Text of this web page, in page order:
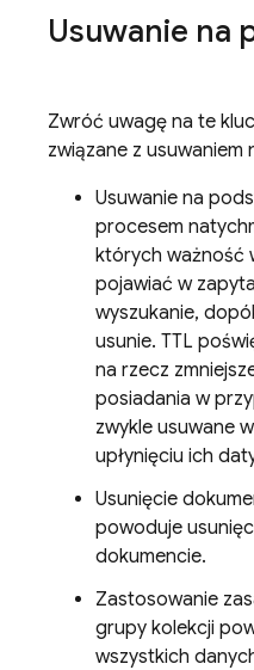
Usuwanie na
Zwróć uwagę na te
związane z usuwaniem
Usuwanie na
procesem
których ważność
pojawiać w
wyszukanie,
usunie. TTL
na rzecz
posiadania w
zwykle usuwane
upłynięciu ich
Usunięcie
powoduje
dokumencie.
Zastosowanie
grupy kolekcji
wszystkich